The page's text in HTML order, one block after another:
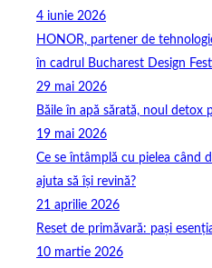
4 iunie 2026
HONOR, partener de
în cadrul Bucharest Design
29 mai 2026
Băile în apă sărată, noul
19 mai 2026
Ce se întâmplă cu pielea
ajuta să își revină?
21 aprilie 2026
Reset de primăvară: pași
10 martie 2026